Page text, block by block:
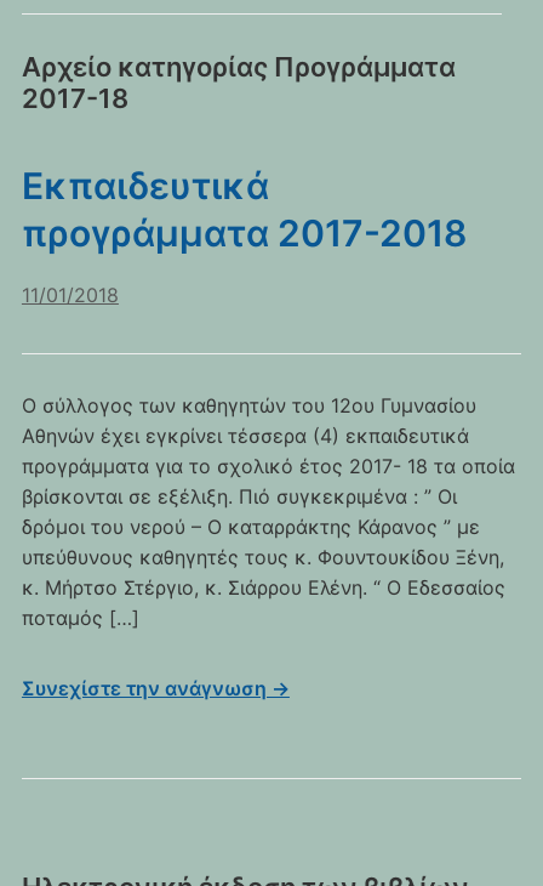
Αρχείο κατηγορίας Προγράμματα
2017-18
Εκπαιδευτικά
προγράμματα 2017-2018
11/01/2018
Ο σύλλογος των καθηγητών του 12ου Γυμνασίου
Αθηνών έχει εγκρίνει τέσσερα (4) εκπαιδευτικά
προγράμματα για το σχολικό έτος 2017- 18 τα οποία
βρίσκονται σε εξέλιξη. Πιό συγκεκριμένα : ” Οι
δρόμοι του νερού – Ο καταρράκτης Κάρανος ” με
υπεύθυνους καθηγητές τους κ. Φουντουκίδου Ξένη,
κ. Μήρτσο Στέργιο, κ. Σιάρρου Ελένη. “ Ο Εδεσσαίος
ποταμός […]
Συνεχίστε την ανάγνωση →